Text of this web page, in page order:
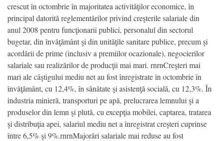
crescut în octombrie în majoritatea activităţilor economice, în
principal datorită reglementărilor privind creşterile salariale din
anul 2008 pentru funcţionarii publici, personalul din sectorul
bugetar, din învăţământ şi din unităţile sanitare publice, precum şi
acordării de prime (inclusiv a premiilor ocazionale), negocierilor
salariale sau realizărilor de producţii mai mari. rnrnCreşteri mai
mari ale câştigului mediu net au fost înregistrate în octombrie în
învăţământ, cu 12,4%, în sănătate şi asistenţă socială, cu 12,3%. În
industria minieră, transporturi pe apă, prelucrarea lemnului şi a
produselor din lemn şi plută, cu excepţia mobilei, captarea, tratarea
şi distribuţia apei, salariul mediu net a înregistrat creşteri cuprinse
între 6,5% şi 9%.rnrnMajorări salariale mai reduse au fost